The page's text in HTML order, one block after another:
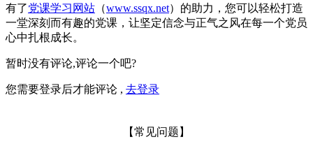
有了党课学习网站 （www.ssqx.net）的助力，您可以轻松打造
一堂深刻而有趣的党课，让坚定信念与正气之风在每一个党员
心中扎根成长。
暂时没有评论,评论一个吧?
您需要登录后才能评论 , 去登录
【常见问题】